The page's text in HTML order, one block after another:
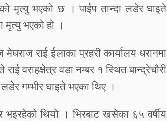
मृत्यु भएको छ । पाईप तान्दा लडेर घाइते
मृत्यु भएको हो ।
मेघराज राई ईलाका प्रहरी कार्यालय धरानमा
राई वराहक्षेत्र वडा नम्बर १ स्थित बान्द्रेचौरी
लडेर गम्भीर घाइते भएका थिए ।
भइरहेको थियो । भिरबाट खसेका ६५ वर्षीय